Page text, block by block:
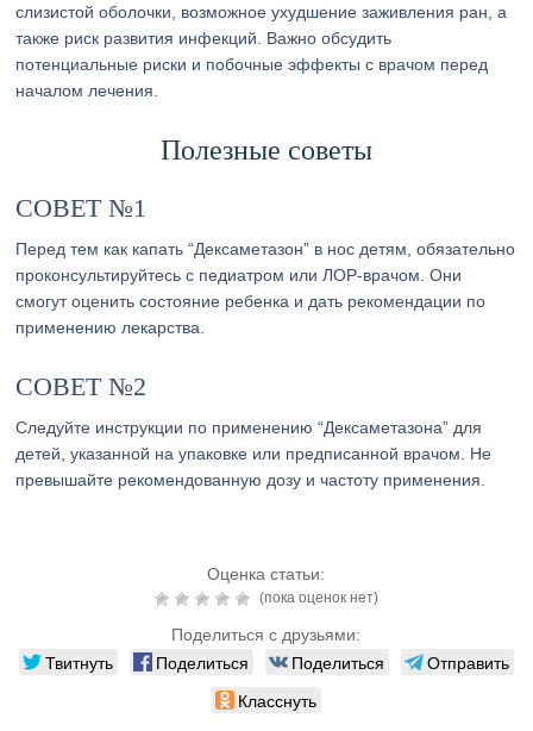
слизистой оболочки, возможное ухудшение заживления ран, а
также риск развития инфекций. Важно обсудить
потенциальные риски и побочные эффекты с врачом перед
началом лечения.
Полезные советы
СОВЕТ №1
Перед тем как капать “Дексаметазон” в нос детям, обязательно
проконсультируйтесь с педиатром или ЛОР-врачом. Они
смогут оценить состояние ребенка и дать рекомендации по
применению лекарства.
СОВЕТ №2
Следуйте инструкции по применению “Дексаметазона” для
детей, указанной на упаковке или предписанной врачом. Не
превышайте рекомендованную дозу и частоту применения.
Оценка статьи:
(пока оценок нет)
Поделиться с друзьями:
Твитнуть Поделиться Поделиться
Отправить
Класснуть